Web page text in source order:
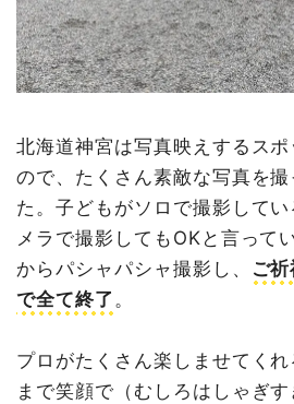
北海道神宮は写真映えするス
ので、たくさん素敵な写真を
た。子どもがソロで撮影して
メラで撮影してもOKと言って
からパシャパシャ撮影し、
ご
で全て終了 。
プロがたくさん楽しませてく
まで笑顔で（むしろはしゃぎ